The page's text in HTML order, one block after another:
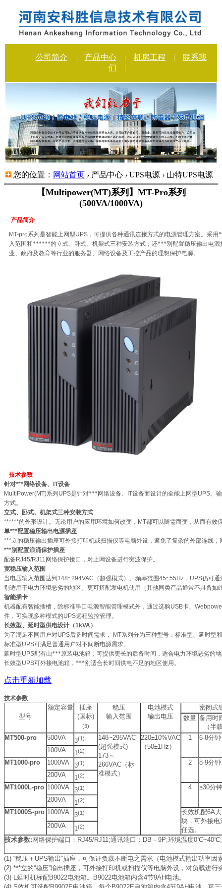
公司简介 | 产品中心 | 机房工程 |
联系我
们
|
您的位置： 网站首页 › 产品中心 › UPS电源 › 山特UPS电源
【Multipower(MT)系列】MT-Pro系列
(500VA/1000VA)
产品简介
MT-pro系列是智能上网型UPS ，可提供各种通讯连接方式的电源管理方案。采用
入范围和******的立式、卧式、机架式三种安装方式；还***别配置稳压输出电
业、政府及教育等行业的服务器、网络设备及工控产品的理想保护电源。
技术参数
针对***网络设备、
IT设备
MultiPower(MT)系列 UPS是针对***网络设备、 IT设备而设计的全能上网型UPS。
方式。
立式、卧式、机架式三种安装方式
******的外形设计。无论用户的应用环境如何改变， MT都可以随需而变，从而有效
单***配置稳压输出电源插座
***立的稳压输出插座可外接打印机或扫描仪等电脑外设，避免了复杂的外部连线
***别配置浪涌保护插座
配备RJ45/RJ11 网络保护接口，对上网设备进行突波保护。
宽稳压输入范围
当电压输入范围达到 148~294VAC （超强模式）、频率范围45~55Hz ， UPS仍可通
别适用于电力环境恶劣的地区。更可搭配发电机使用（其他同类产品通常不具备如
智能插卡
机器配有智能插槽，除标准串口电源智能管理模式外，通过选购USB卡、
件，可实现多种模式的UPS远程监控管理。
长效型、延时型供电设计（1kVA）
为了满足不同用户对UPS后备时间需求， MT系列分为三种型号：标准型、延时型
标准型UPS可满足普通用户对不间断电源需求。
延时型UPS配有山***原装电池箱，可提供更长的后备时间，适合电力环境恶劣的
长效型UPS可外接电池箱，***别适合长时间供电不足的地区使用。
点击重新加载
技术参数
型号
额定容量
插座
(国标)
(3)
稳压
输入范围
电池模式
输出电压
密闭式
数量 备用时
（半
MT500-pro
500VA 3(1)
148~295VAC
(超强模式)
173～
266VAC（标
准模式）
220±10%VAC
（50±1Hz）
1
6-8分钟
100VA
1(2)
MT1000-pro 1000VA 3(1) 2
8-9分钟
200VA
1(2)
MT1000L-pro 1000VA 3(1) 4
≥30分钟
200VA
1(2)
MT1000S-pro 1000VA 3(1)
长效机配6A
块，可外接电
任选。
200VA 1(2)
技术参数: 网络保护端口：RJ45/RJ11;通讯端口：DB－9P;环境温度
(1) “稳压＋UPS输出”插座，可保证负载不断电之需求（电池模式输出功率因
(2) ***立的“稳压”输出插座，可外接打印机或扫描仪等电脑外设，对负载进行
(3) L延时机标配B9022电池箱。B9022电池箱内含4节9AH电池。